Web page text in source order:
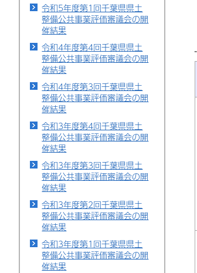
令和5年度第1回千葉県県土
整備公共事業評価審議会の開
催結果
令和4年度第4回千葉県県土
整備公共事業評価審議会の開
催結果
令和4年度第3回千葉県県土
整備公共事業評価審議会の開
催結果
令和3年度第4回千葉県県土
整備公共事業評価審議会の開
催結果
令和3年度第3回千葉県県土
整備公共事業評価審議会の開
催結果
令和3年度第2回千葉県県土
整備公共事業評価審議会の開
催結果
令和3年度第1回千葉県県土
整備公共事業評価審議会の開
催結果